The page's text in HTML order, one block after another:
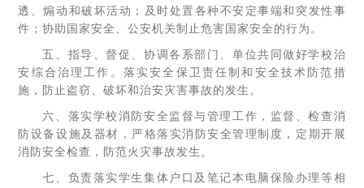
透、煽动和破坏活动；及时处置各种不安定事端和突发性事
件；协助国家安全、公安机关制止危害国家安全的行为。
五、指导、督促、协调各系部门、单位共同做好学校治
安综合治理工作。落实安全保卫责任制和安全技术防范措
施，防止盗窃、破坏和治安灾害事故的发生。
六、落实学校消防安全监督与管理工作，监督、检查消
防设备设施及器材，严格落实消防安全管理制度，定期开展
消防安全检查，防范火灾事故发生。
七、负责落实学生集体户口及笔记本电脑保险办理等相